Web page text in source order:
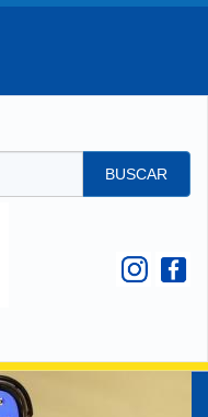
BUSCAR